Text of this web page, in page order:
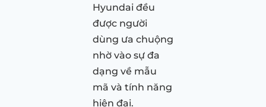
Hyundai đều
được người
dùng ưa chuộng
nhờ vào sự đa
dạng về mẫu
mã và tính năng
hiện đại.